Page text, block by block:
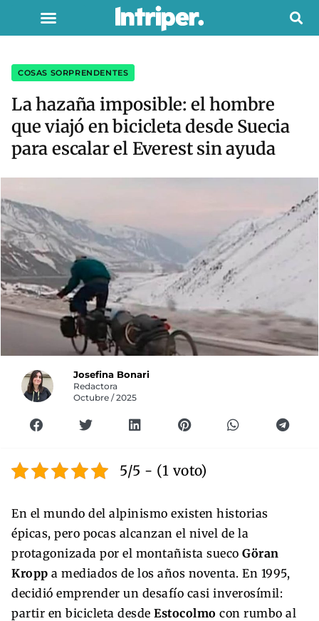
COSAS SORPRENDENTES
La hazaña imposible: el hombre
que viajó en bicicleta desde Suecia
para escalar el Everest sin ayuda
Josefina Bonari
Redactora
Octubre / 2025
5/5 - (1 voto)
En el mundo del alpinismo existen historias
épicas, pero pocas alcanzan el nivel de la
protagonizada por el montañista sueco Göran
Kropp a mediados de los años noventa. En 1995,
decidió emprender un desafío casi inverosímil:
partir en bicicleta desde Estocolmo con rumbo al